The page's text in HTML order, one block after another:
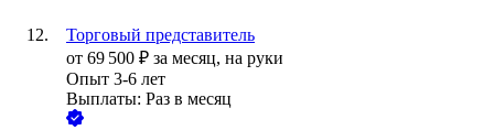
Торговый представитель
от 69 500 ₽ за месяц, на руки
Опыт 3-6 лет
Выплаты: Раз в месяц